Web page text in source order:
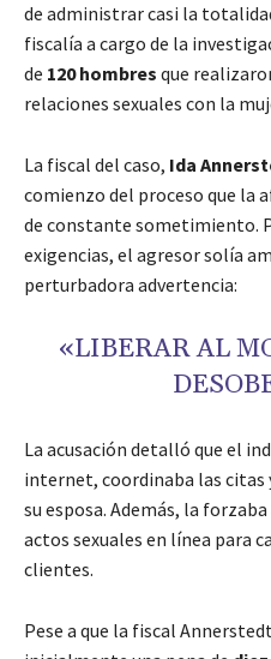
de administrar casi la
fiscalía a cargo de la
de 120 hombres que
relaciones sexuales con la
La fiscal del caso, Ida
comienzo del proceso que la
de constante sometimiento.
exigencias, el agresor solía
perturbadora advertencia:
«LIBERAR AL
La acusación detalló que el
internet, coordinaba las citas
su esposa. Además, la
actos sexuales en línea para
clientes.
Pese a que la fiscal